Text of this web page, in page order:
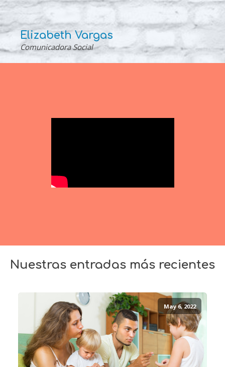
Elizabeth Vargas
Comunicadora Social
Nuestras entradas más recientes
May 6, 2022